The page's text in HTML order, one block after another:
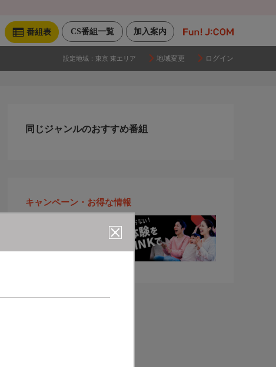
加入案内
CS番組一覧
番組表
設定地域： 東京 東エリア 地域変更 ログイン
同じジャンルのおすすめ番組
キャンペーン・お得な情報